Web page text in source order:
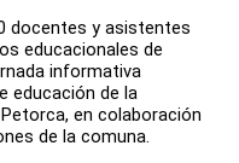
docentes y asistentes
educacionales de
informativa
educación de la
en colaboración
de la comuna.